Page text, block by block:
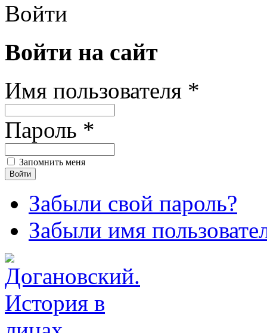
Войти
Войти на сайт
Имя пользователя *
Пароль *
Запомнить меня
Забыли свой пароль?
Забыли имя